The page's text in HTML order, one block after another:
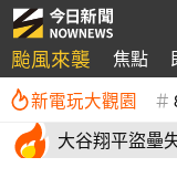
颱風來襲 焦點
新電玩大觀園
大谷翔平盜壘